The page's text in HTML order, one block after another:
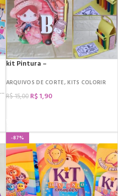
, KITS COLORIR
kit Pintura –
ARQUIVOS DE CORTE,KITS COLORIR
R$15,00 R$1,90
-87%